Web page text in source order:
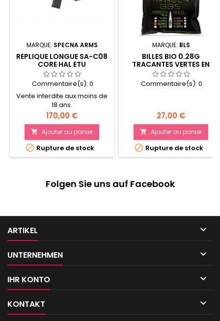
MARQUE: SPECNA ARMS
REPLIQUE LONGUE SA-C08
CORE HAL ETU
Commentaire(s): 0
Vente interdite aux moins de
18 ans.
Prix
170,00 €
 Ajouter au panier
 Rupture de stock
MARQUE: BLS
BILLES BIO 0.28G
TRACANTES VERTES EN
SACHET DE 3500
Commentaire(s): 0
Prix
27,00 €
 Ajouter au panier
 Rupture de stock
Folgen Sie uns auf Facebook
ARTIKEL 
UNTERNEHMEN 
IHR KONTO 
KONTAKT 